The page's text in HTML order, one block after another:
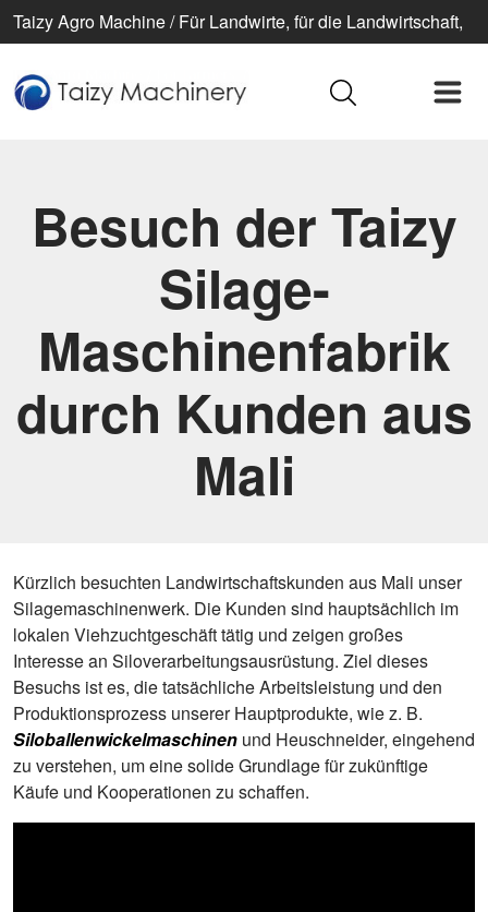
Taizy Agro Machine / Für Landwirte, für die Landwirtschaft,
Besuch der Taizy
Silage-
Maschinenfabrik
durch Kunden aus
Mali
Kürzlich besuchten Landwirtschaftskunden aus Mali unser
Silagemaschinenwerk. Die Kunden sind hauptsächlich im
lokalen Viehzuchtgeschäft tätig und zeigen großes
Interesse an Siloverarbeitungsausrüstung. Ziel dieses
Besuchs ist es, die tatsächliche Arbeitsleistung und den
Produktionsprozess unserer Hauptprodukte, wie z. B.
Siloballenwickelmaschinen und Heuschneider, eingehend
zu verstehen, um eine solide Grundlage für zukünftige
Käufe und Kooperationen zu schaffen.